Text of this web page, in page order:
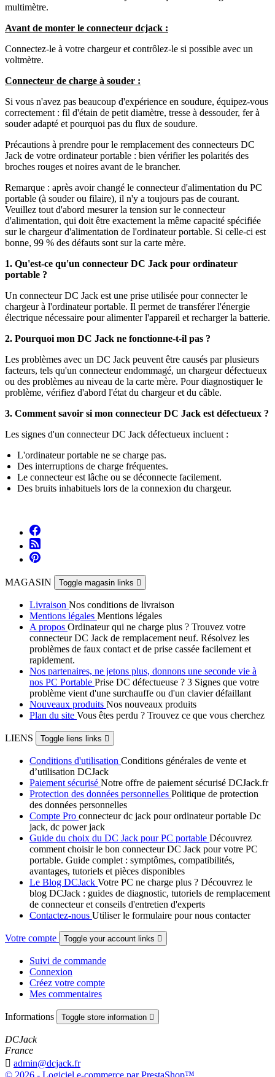
multimètre.
Avant de monter le connecteur dcjack :
Connectez-le à votre chargeur et contrôlez-le si possible avec un
voltmètre.
Connecteur de charge à souder :
Si vous n'avez pas beaucoup d'expérience en soudure, équipez-vous
correctement : fil d'étain de petit diamètre, tresse à dessouder, fer à
souder adapté et pourquoi pas du flux de soudure.
Précautions à prendre pour le remplacement des connecteurs DC
Jack de votre ordinateur portable : bien vérifier les polarités des
broches rouges et noires avant de le brancher.
Remarque : après avoir changé le connecteur d'alimentation du PC
portable (à souder ou filaire), il n'y a toujours pas de courant.
Veuillez tout d'abord mesurer la tension sur le connecteur
d'alimentation, qui doit être exactement la même capacité spécifiée
sur le chargeur d'alimentation de l'ordinateur portable. Si celle-ci est
bonne, 99 % des défauts sont sur la carte mère.
1. Qu'est-ce qu'un connecteur DC Jack pour ordinateur
portable ?
Un connecteur DC Jack est une prise utilisée pour connecter le
chargeur à l'ordinateur portable. Il permet de transférer l'énergie
électrique nécessaire pour alimenter l'appareil et recharger la batterie.
2. Pourquoi mon DC Jack ne fonctionne-t-il pas ?
Les problèmes avec un DC Jack peuvent être causés par plusieurs
facteurs, tels qu'un connecteur endommagé, un chargeur défectueux
ou des problèmes au niveau de la carte mère. Pour diagnostiquer le
problème, vérifiez d'abord l'état du chargeur et du câble.
3. Comment savoir si mon connecteur DC Jack est défectueux ?
Les signes d'un connecteur DC Jack défectueux incluent :
L'ordinateur portable ne se charge pas.
Des interruptions de charge fréquentes.
Le connecteur est lâche ou se déconnecte facilement.
Des bruits inhabituels lors de la connexion du chargeur.
MAGASIN Toggle magasin links 
Livraison Nos conditions de livraison
Mentions légales Mentions légales
A propos Ordinateur qui ne charge plus ? Trouvez votre
connecteur DC Jack de remplacement neuf. Résolvez les
problèmes de faux contact et de prise cassée facilement et
rapidement.
Nos partenaires, ne jetons plus, donnons une seconde vie à
nos PC Portable Prise DC défectueuse ? 3 Signes que votre
problème vient d'une surchauffe ou d'un clavier défaillant
Nouveaux produits Nos nouveaux produits
Plan du site Vous êtes perdu ? Trouvez ce que vous cherchez
LIENS Toggle liens links 
Conditions d'utilisation Conditions générales de vente et
d’utilisation DCJack
Paiement sécurisé Notre offre de paiement sécurisé DCJack.fr
Protection des données personnelles Politique de protection
des données personnelles
Compte Pro connecteur dc jack pour ordinateur portable Dc
jack, dc power jack
Guide du choix du DC Jack pour PC portable Découvrez
comment choisir le bon connecteur DC Jack pour votre PC
portable. Guide complet : symptômes, compatibilités,
avantages, tutoriels et pièces disponibles
Le Blog DCJack Votre PC ne charge plus ? Découvrez le
blog DCJack : guides de diagnostic, tutoriels de remplacement
de connecteur et conseils d'entretien d'experts
Contactez-nous Utiliser le formulaire pour nous contacter
Votre compte Toggle your account links 
Suivi de commande
Connexion
Créez votre compte
Mes commentaires
Informations Toggle store information 
DCJack
France
 admin@dcjack.fr
© 2026 - Logiciel e-commerce par PrestaShop™